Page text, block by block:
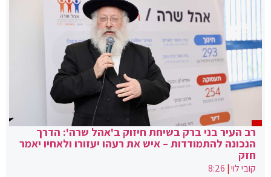
רב העיר בני ברק בשיחת חיזוק ב'אהל שרה': הדרך
הנכונה להתמודדות – איש את רעהו יעזורו ולאחיו יאמר
חזק
קובי לוי|
8:26